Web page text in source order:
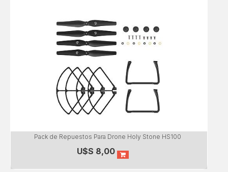
Pack de Repuestos Para Drone Holy Stone HS100
U$S 8,00